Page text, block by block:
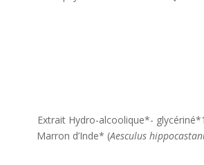
Extrait Hydro-alcoolique*-
Marron d’Inde* (Aesculus